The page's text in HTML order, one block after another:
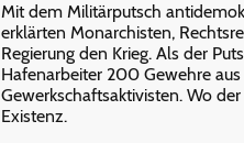
Mit dem Militärputsch
erklärten Monarchisten,
Regierung den Krieg. Als der
Hafenarbeiter 200 Gewehre
Gewerkschaftsaktivisten. Wo
Existenz.